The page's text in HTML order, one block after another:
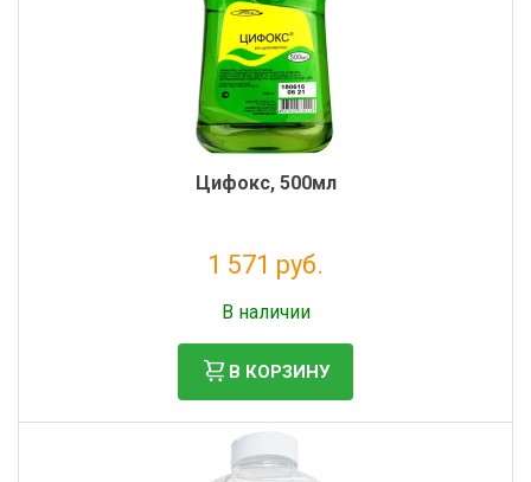
Цифокс, 500мл
1 571 руб.
В наличии
В КОРЗИНУ